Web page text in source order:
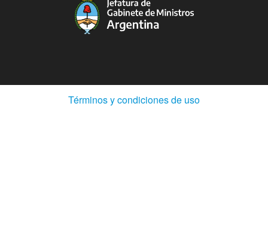
Términos y condiciones de uso(Abre